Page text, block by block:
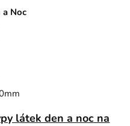
a Noc
látek den a noc na